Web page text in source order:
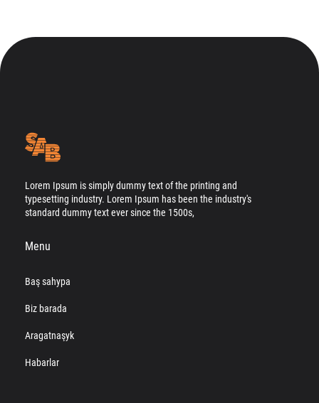
Lorem Ipsum is simply dummy text of the printing and
typesetting industry. Lorem Ipsum has been the industry's
standard dummy text ever since the 1500s,
Menu
Baş sahypa
Biz barada
Aragatnaşyk
Habarlar